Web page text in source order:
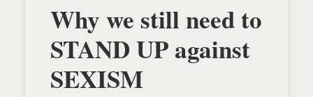
Why we still need to
STAND UP against
SEXISM